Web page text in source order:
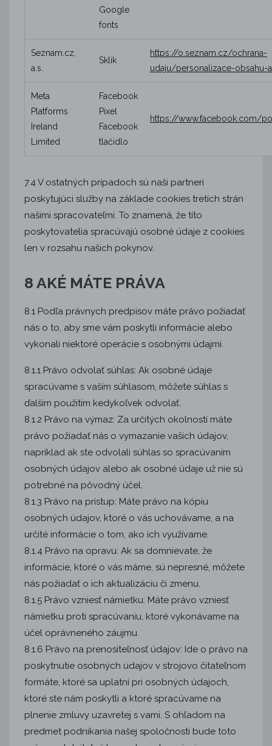
Google
fonts
Seznam.cz,
a.s.
Sklik
https://o.seznam.cz/ochrana-
udaju/personalizace-obsahu-
Meta
Platforms
Ireland
Limited
Facebook
Pixel
Facebook
tlačidlo
https://www.facebook.com/
7.4 V ostatných prípadoch sú naši partneri
poskytujúci služby na základe cookies tretích strán
našimi spracovateľmi. To znamená, že títo
poskytovatelia spracúvajú osobné údaje z cookies
len v rozsahu našich pokynov.
8 AKÉ MÁTE PRÁVA
8.1 Podľa právnych predpisov máte právo požiadať
nás o to, aby sme vám poskytli informácie alebo
vykonali niektoré operácie s osobnými údajmi.
8.1.1 Právo odvolať súhlas: Ak osobné údaje
spracúvame s vaším súhlasom, môžete súhlas s
ďalším použitím kedykoľvek odvolať.
8.1.2 Právo na výmaz: Za určitých okolností máte
právo požiadať nás o vymazanie vašich údajov,
napríklad ak ste odvolali súhlas so spracúvaním
osobných údajov alebo ak osobné údaje už nie sú
potrebné na pôvodný účel.
8.1.3 Právo na prístup: Máte právo na kópiu
osobných údajov, ktoré o vás uchovávame, a na
určité informácie o tom, ako ich využívame.
8.1.4 Právo na opravu: Ak sa domnievate, že
informácie, ktoré o vás máme, sú nepresné, môžete
nás požiadať o ich aktualizáciu či zmenu.
8.1.5 Právo vzniesť námietku: Máte právo vzniesť
námietku proti spracúvaniu, ktoré vykonávame na
účel oprávneného záujmu.
8.1.6 Právo na prenositeľnosť údajov: Ide o právo na
poskytnutie osobných údajov v strojovo čitateľnom
formáte, ktoré sa uplatní pri osobných údajoch,
ktoré ste nám poskytli a ktoré spracúvame na
plnenie zmluvy uzavretej s vami. S ohľadom na
predmet podnikania našej spoločnosti bude toto